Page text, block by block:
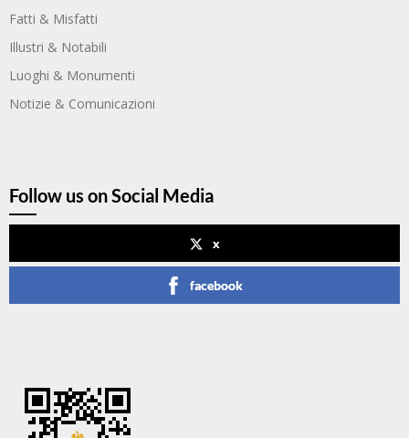
Fatti & Misfatti
Illustri & Notabili
Luoghi & Monumenti
Notizie & Comunicazioni
Follow us on Social Media
x
facebook